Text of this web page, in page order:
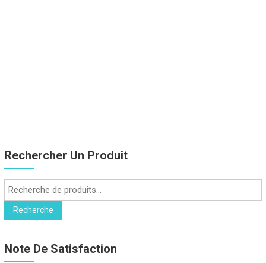
Rechercher Un Produit
Recherche
pour :
Recherche
Note De Satisfaction